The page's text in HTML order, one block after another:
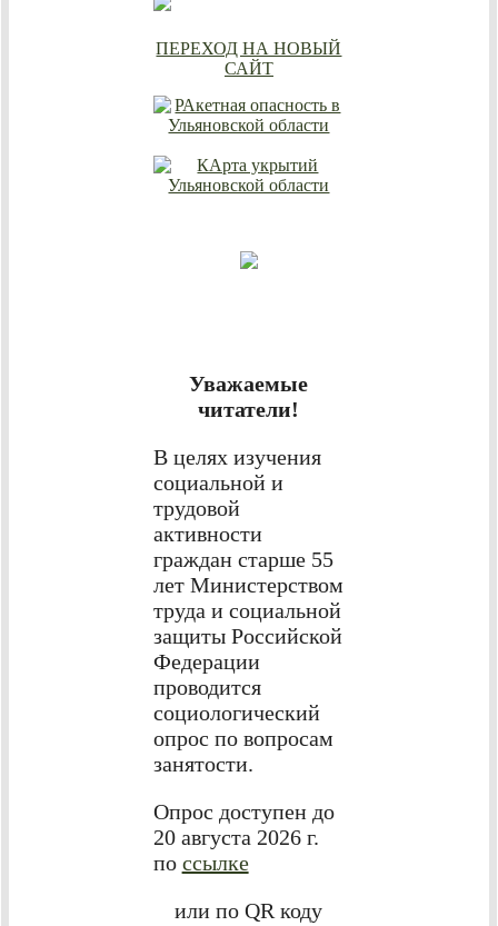
ПЕРЕХОД НА НОВЫЙ
САЙТ
Уважаемые
читатели!
В целях изучения
социальной и
трудовой
активности
граждан старше 55
лет Министерством
труда и социальной
защиты Российской
Федерации
проводится
социологический
опрос по вопросам
занятости.
Опрос доступен до
20 августа 2026 г.
по ссылке
или по QR коду